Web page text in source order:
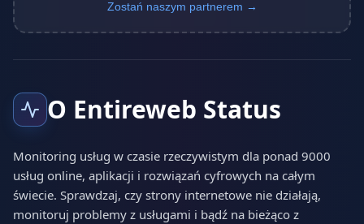
Zostań naszym partnerem →
O Entireweb Status
Monitoring usług w czasie rzeczywistym dla ponad 9000
usług online, aplikacji i rozwiązań cyfrowych na całym
świecie. Sprawdzaj, czy strony internetowe nie działają,
monitoruj problemy z usługami i bądź na bieżąco z